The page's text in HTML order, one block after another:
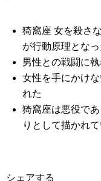
猗窩座 女を殺さ
が行動原理となっ
男性との戦闘に
女性を手にかけ
れた
猗窩座は悪役で
りとして描かれ
シェアする